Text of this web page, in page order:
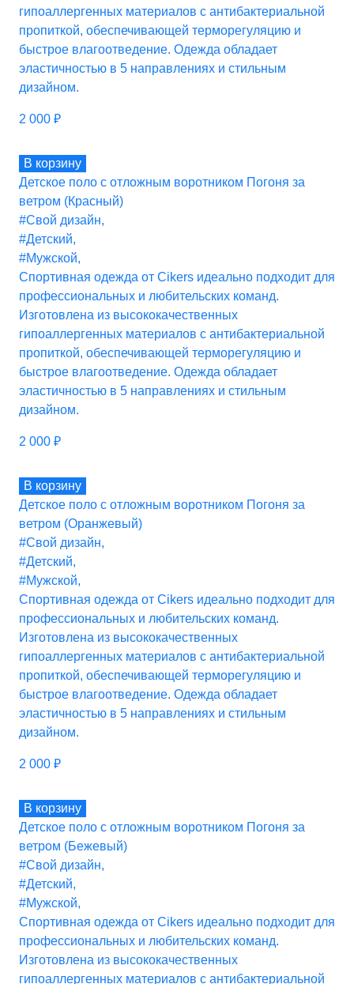
гипоаллергенных материалов с антибактериальной
пропиткой, обеспечивающей терморегуляцию и
быстрое влагоотведение. Одежда обладает
эластичностью в 5 направлениях и стильным
дизайном.
2 000 ₽
В корзину
Детское поло с отложным воротником Погоня за
ветром (Красный)
#Свой дизайн,
#Детский,
#Мужской,
Спортивная одежда от Cikers идеально подходит для
профессиональных и любительских команд.
Изготовлена из высококачественных
гипоаллергенных материалов с антибактериальной
пропиткой, обеспечивающей терморегуляцию и
быстрое влагоотведение. Одежда обладает
эластичностью в 5 направлениях и стильным
дизайном.
2 000 ₽
В корзину
Детское поло с отложным воротником Погоня за
ветром (Оранжевый)
#Свой дизайн,
#Детский,
#Мужской,
Спортивная одежда от Cikers идеально подходит для
профессиональных и любительских команд.
Изготовлена из высококачественных
гипоаллергенных материалов с антибактериальной
пропиткой, обеспечивающей терморегуляцию и
быстрое влагоотведение. Одежда обладает
эластичностью в 5 направлениях и стильным
дизайном.
2 000 ₽
В корзину
Детское поло с отложным воротником Погоня за
ветром (Бежевый)
#Свой дизайн,
#Детский,
#Мужской,
Спортивная одежда от Cikers идеально подходит для
профессиональных и любительских команд.
Изготовлена из высококачественных
гипоаллергенных материалов с антибактериальной